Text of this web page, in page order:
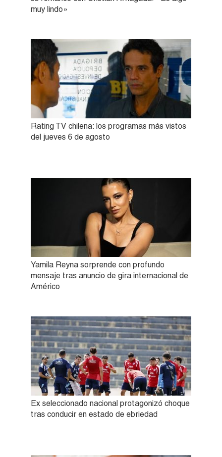
muy lindo»
Rating TV chilena: los programas más vistos
del jueves 6 de agosto
Yamila Reyna sorprende con profundo
mensaje tras anuncio de gira internacional de
Américo
Ex seleccionado nacional protagonizó choque
tras conducir en estado de ebriedad